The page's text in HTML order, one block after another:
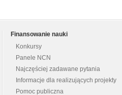
Finansowanie nauki
Konkursy
Panele NCN
Najczęściej zadawane pytania
Informacje dla realizujących projekty
Pomoc publiczna